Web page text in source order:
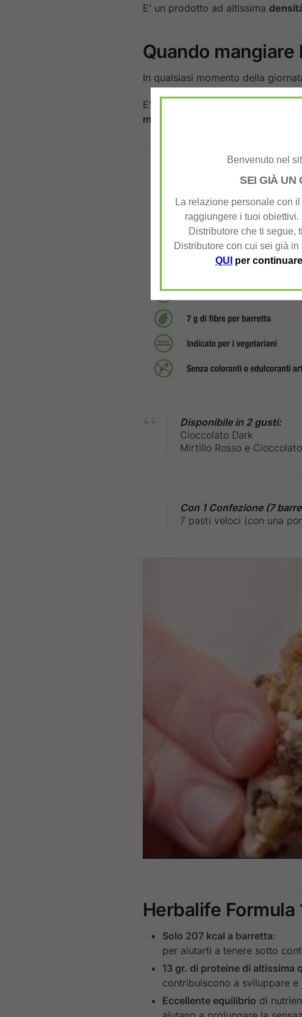
Benvenuto nel
SEI GIÀ UN
La relazione personale con
raggiungere i tuoi obiettivi.
Distributore che ti segue,
Distributore con cui sei già in
QUI per
E’ un prodotto ad altissima
Quando mangiare
In qualsiasi momento della
E’ perfetta come
metabolismo
Disponibile in 2 gusti:
Cioccolato Dark
Mirtillo Rosso e
Con 1 Confezione (7
7 pasti veloci (con una
Herbalife Formula
Solo 207 kcal a barretta:
per aiutarti a tenere sotto
13 gr. di proteine di altissima
contribuiscono a sviluppare e
Eccellente equilibrio di